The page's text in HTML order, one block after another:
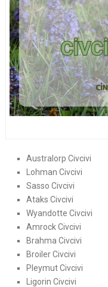
Australorp Civcivi
Lohman Civcivi
Sasso Civcivi
Ataks Civcivi
Wyandotte Civcivi
Amrock Civcivi
Brahma Civcivi
Broiler Civcivi
Pleymut Civcivi
Ligorin Civcivi